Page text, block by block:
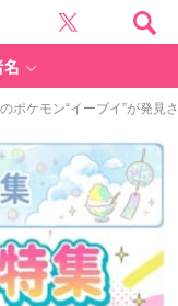
名
ポケモン“イーブイ”が発見